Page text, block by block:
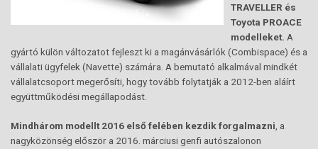
TRAVELLER és
Toyota PROACE
modelleket. A
gyártó külön változatot fejleszt ki a magánvásárlók (Combispace) és a
vállalati ügyfelek (Navette) számára. A bemutató alkalmával mindkét
vállalatcsoport megerősíti, hogy tovább folytatják a 2012-ben aláírt
együttműködési megállapodást.
Mindhárom modellt 2016 első felében kezdik forgalmazni , a
nagyközönség először a 2016. márciusi genfi autószalonon